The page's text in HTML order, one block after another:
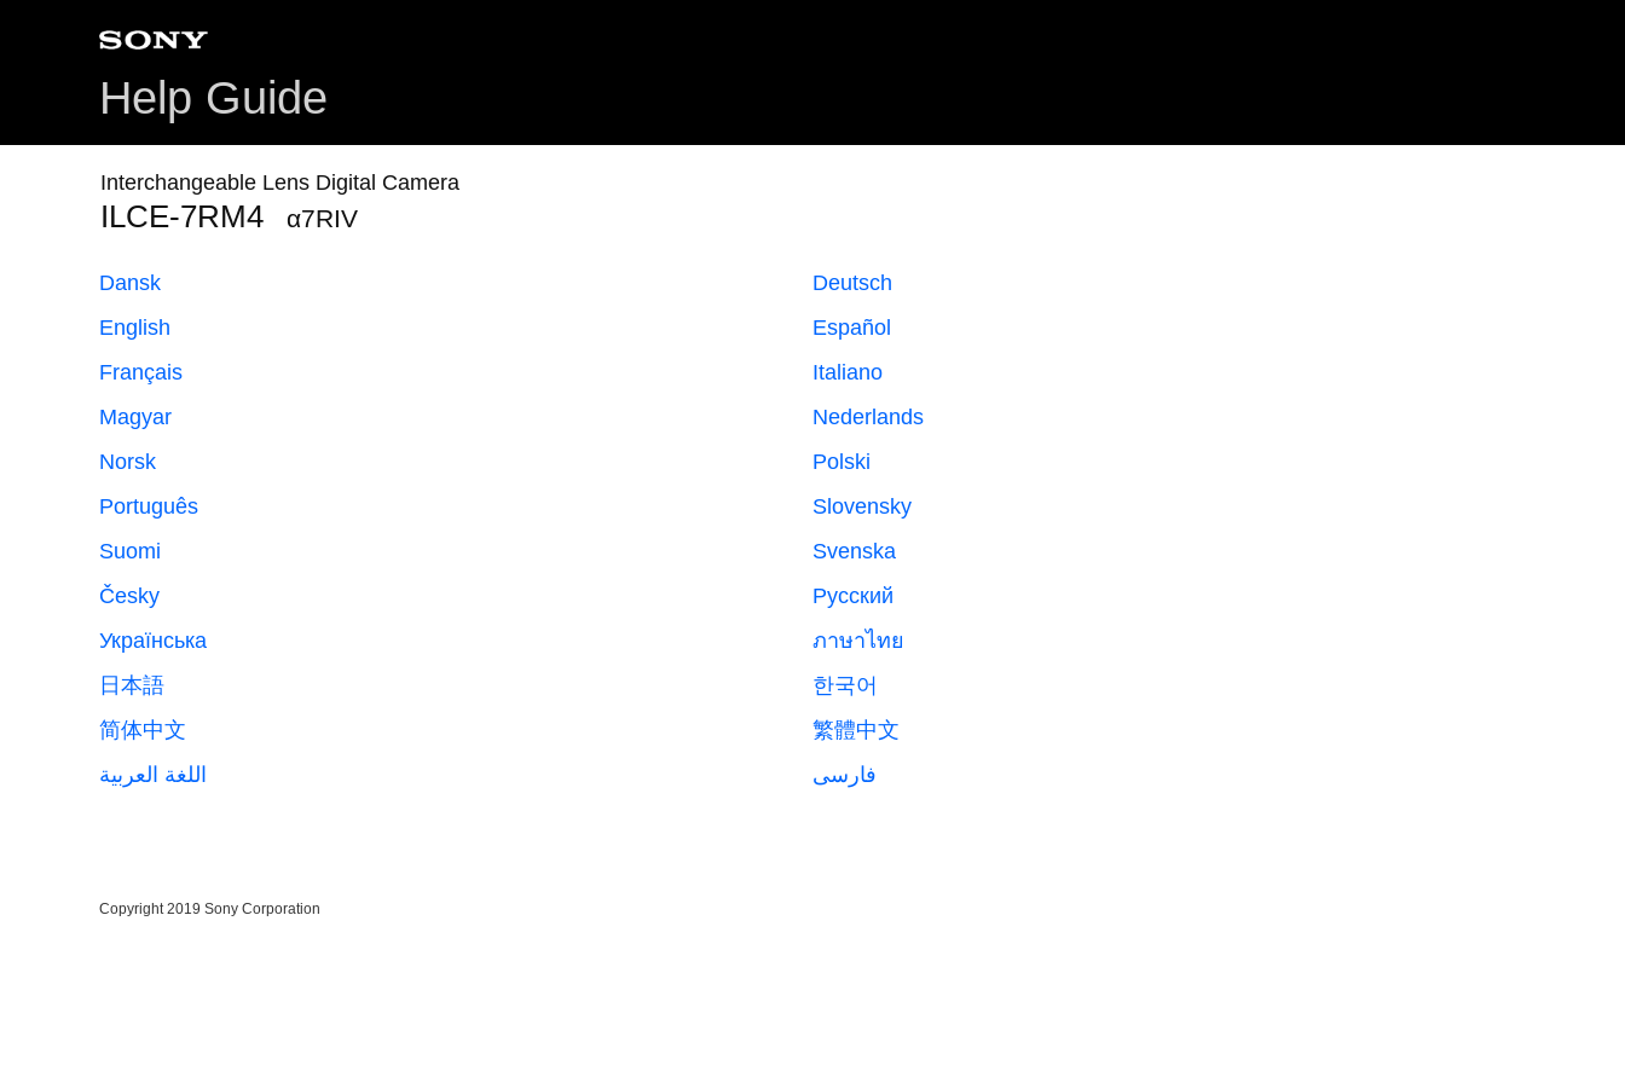
Help Guide
Interchangeable Lens Digital Camera
ILCE-7RM4 α7RIV
Dansk
Deutsch
English
Español
Français
Italiano
Magyar
Nederlands
Norsk
Polski
Português
Slovensky
Suomi
Svenska
Česky
Русский
Українська
ภาษาไทย
日本語
한국어
简体中文
繁體中文
اللغة العربية
فارسی
Copyright 2019 Sony Corporation